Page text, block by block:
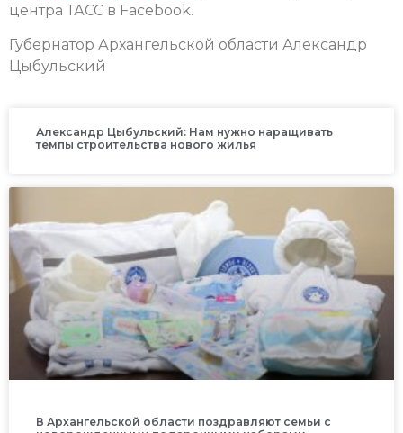
центра ТАСС в Facebook.
Губернатор Архангельской области Александр
Цыбульский
Александр Цыбульский: Нам нужно наращивать
темпы строительства нового жилья
В Архангельской области поздравляют семьи с